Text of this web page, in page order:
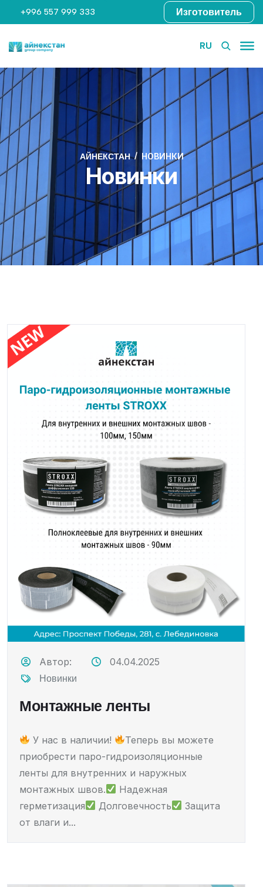
+996 557 999 333 Изготовитель
RU
АЙНЕКСТАН НОВИНКИ
Новинки
Автор: 04.04.2025
Новинки
Монтажные ленты
У нас в наличии!
Теперь вы можете
приобрести паро-гидроизоляционные
ленты для внутренних и наружных
монтажных швов.
Надежная
герметизация
Долговечность
Защита
от влаги и...